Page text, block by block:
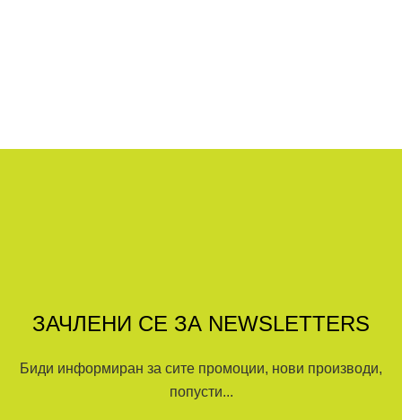
ЗАЧЛЕНИ СЕ ЗА NEWSLETTERS
Биди информиран за сите промоции, нови производи,
попусти...